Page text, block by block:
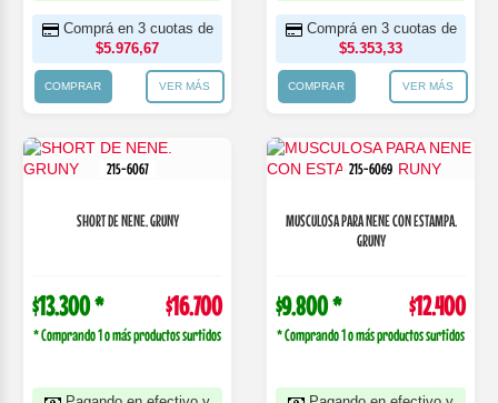
Comprá en 3 cuotas de
$5.976,67
COMPRAR VER MÁS
Comprá en 3 cuotas de
$5.353,33
COMPRAR VER MÁS
215-6067
SHORT DE NENE. GRUNY
$13.300 * $16.700
* Comprando 1 o más productos surtidos
215-6069
MUSCULOSA PARA NENE CON ESTAMPA.
GRUNY
$9.800 * $12.400
* Comprando 1 o más productos surtidos